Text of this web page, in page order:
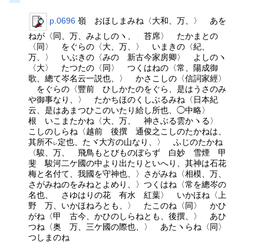
p.0696 嶺 おほしまみね〈大和、万、〉 あを
ねが〈同、万、みよしのヽ、 苔席〉 たかまとの
〈同〉 をぐらの〈大、万、〉 いまきの〈紀、
万、〉 いぶきの〈みの 新古今家房卿〉 よしのヽ
〈大〉 たつたの〈同〉 つくはねの〈常、陽成御
歌、總て岑名云一説也、〉 かさこしの〈信詞家經〉
をぐらの〈豐前 ひしかたのをぐら、是はうさのみ
や御事なり、〉 たかちほのくしぶるみね〈日本紀
云、是はあまつひこのいたり給し所也、◯中略〉
根 いこまたかね〈大、万、 神さぶる雲かヽる〉
こしのしらね〈越前 後撰 通俊之こしのたかねは、
其所不 レ 定也、たヾ大方の山なり、〉 ふじのたかね
〈駿、万、 飛鳥もとびものぼらず 白妙 雪煙 甲
斐 駿河二ケ國の中より出たりといへり、其神は石花
梅と名付て、我國を守神也、〉さがみね〈相模、万、
さがみねのをみねとよめり、〉つくはね〈常を總岑の
名也、 さゆはりの花 有水 紅葉〉 いかほね〈上
野 万、いかほねろとも、〉 たこのね〈同〉 かひ
がね〈甲 古今、かひのしらねとも、後撰、〉 あひ
つね〈奥 万、三ケ國の際也、〉 あたヽらね〈同〉
つしまのね